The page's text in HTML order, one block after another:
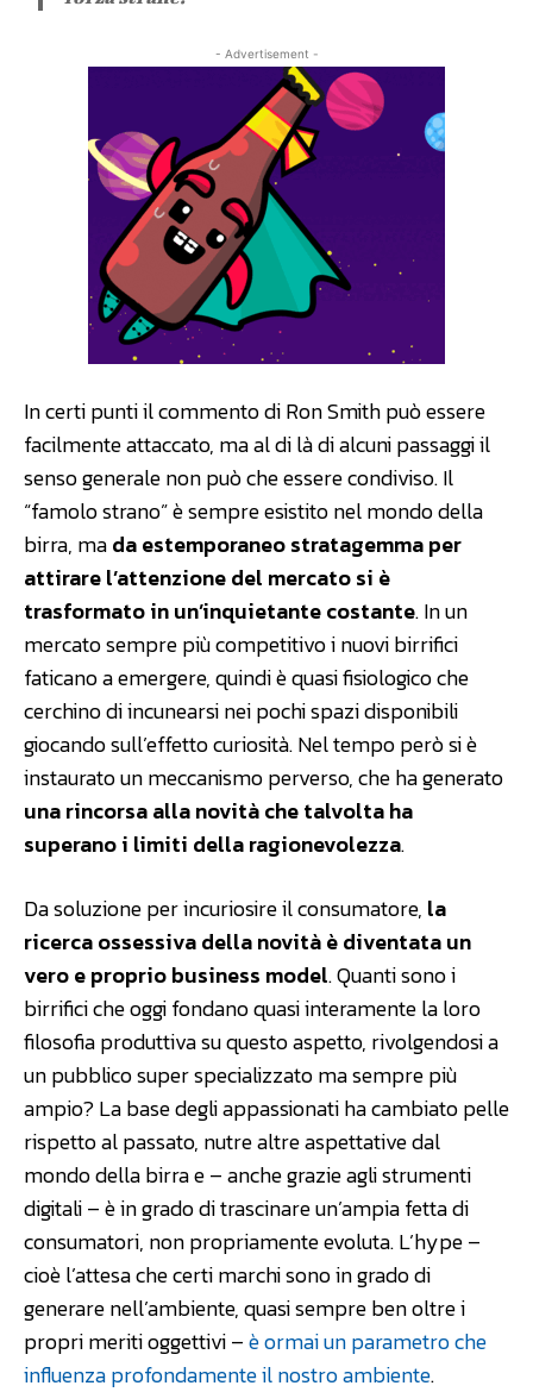
- Advertisement -
In certi punti il commento di Ron Smith può essere
facilmente attaccato, ma al di là di alcuni passaggi il
senso generale non può che essere condiviso. Il
“famolo strano” è sempre esistito nel mondo della
birra, mada estemporaneo stratagemma per
attirare l’attenzione del mercato si è
trasformato in un’inquietante costante. In un
mercato sempre più competitivo i nuovi birrifici
faticano a emergere, quindi è quasi fisiologico che
cerchino di incunearsi nei pochi spazi disponibili
giocando sull’effetto curiosità. Nel tempo però si è
instaurato un meccanismo perverso, che ha generato
una rincorsa alla novità che talvolta ha
superano i limiti della ragionevolezza.
Da soluzione per incuriosire il consumatore, la
ricerca ossessiva della novità è diventata un
vero e proprio business model. Quanti sono i
birrifici che oggi fondano quasi interamente la loro
filosofia produttiva su questo aspetto, rivolgendosi a
un pubblico super specializzato ma sempre più
ampio? La base degli appassionati ha cambiato pelle
rispetto al passato, nutre altre aspettative dal
mondo della birra e – anche grazie agli strumenti
digitali – è in grado di trascinare un’ampia fetta di
consumatori, non propriamente evoluta. L’hype –
cioè l’attesa che certi marchi sono in grado di
generare nell’ambiente, quasi sempre ben oltre i
propri meriti oggettivi –è ormai un parametro che
influenza profondamente il nostro ambiente.